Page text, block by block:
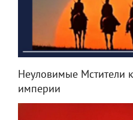
Неуловимые Мстители
империи